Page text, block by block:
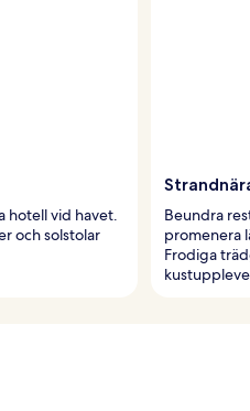
hotell vid havet.
och solstolar
Beundra
promenera
Frodiga